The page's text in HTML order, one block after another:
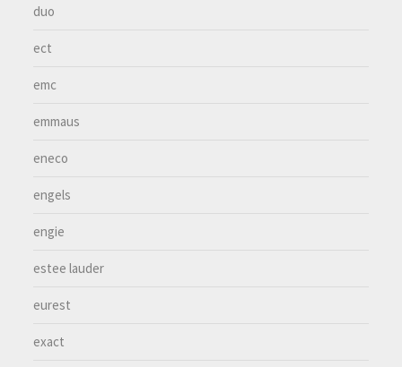
duo
ect
emc
emmaus
eneco
engels
engie
estee lauder
eurest
exact